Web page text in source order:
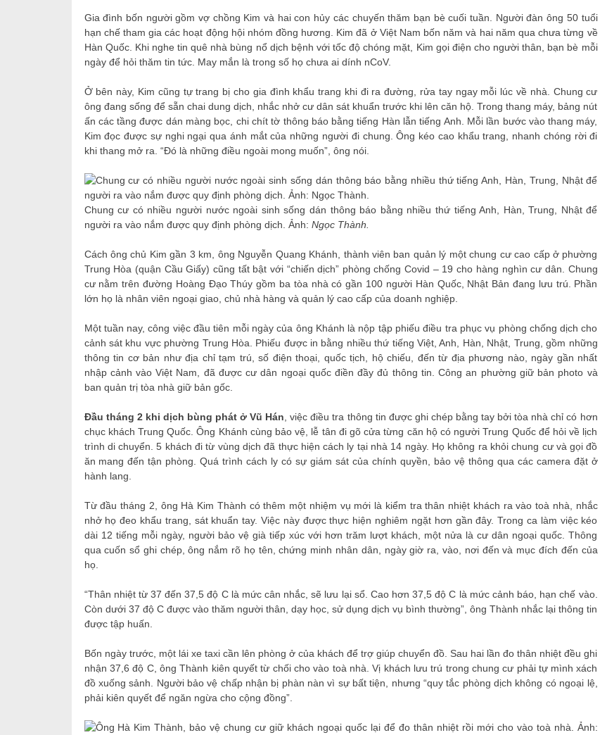
Gia đình bốn người gồm vợ chồng Kim và hai con hủy các chuyến thăm bạn bè cuối tuần. Người đàn ông 50 tuổi
hạn chế tham gia các hoạt động hội nhóm đồng hương. Kim đã ở Việt Nam bốn năm và hai năm qua chưa từng về
Hàn Quốc. Khi nghe tin quê nhà bùng nổ dịch bệnh với tốc độ chóng mặt, Kim gọi điện cho người thân, bạn bè mỗi
ngày để hỏi thăm tin tức. May mắn là trong số họ chưa ai dính nCoV.
Ở bên này, Kim cũng tự trang bị cho gia đình khẩu trang khi đi ra đường, rửa tay ngay mỗi lúc về nhà. Chung cư
ông đang sống để sẵn chai dung dịch, nhắc nhở cư dân sát khuẩn trước khi lên căn hộ. Trong thang máy, bảng nút
ấn các tầng được dán màng bọc, chi chít tờ thông báo bằng tiếng Hàn lẫn tiếng Anh. Mỗi lần bước vào thang máy,
Kim đọc được sự nghi ngại qua ánh mắt của những người đi chung. Ông kéo cao khẩu trang, nhanh chóng rời đi
khi thang mở ra. “Đó là những điều ngoài mong muốn”, ông nói.
Chung cư có nhiều người nước ngoài sinh sống dán thông báo bằng nhiều thứ tiếng Anh, Hàn, Trung, Nhật để
người ra vào nắm được quy định phòng dịch. Ảnh: Ngọc Thành.
Cách ông chủ Kim gần 3 km, ông Nguyễn Quang Khánh, thành viên ban quản lý một chung cư cao cấp ở phường
Trung Hòa (quận Cầu Giấy) cũng tất bật với “chiến dịch” phòng chống Covid – 19 cho hàng nghìn cư dân. Chung
cư nằm trên đường Hoàng Đạo Thúy gồm ba tòa nhà có gần 100 người Hàn Quốc, Nhật Bản đang lưu trú. Phần
lớn họ là nhân viên ngoại giao, chủ nhà hàng và quản lý cao cấp của doanh nghiệp.
Một tuần nay, công việc đầu tiên mỗi ngày của ông Khánh là nộp tập phiếu điều tra phục vụ phòng chống dịch cho
cảnh sát khu vực phường Trung Hòa. Phiếu được in bằng nhiều thứ tiếng Việt, Anh, Hàn, Nhật, Trung, gồm những
thông tin cơ bản như địa chỉ tạm trú, số điện thoại, quốc tịch, hộ chiếu, đến từ địa phương nào, ngày gần nhất
nhập cảnh vào Việt Nam, đã được cư dân ngoại quốc điền đầy đủ thông tin. Công an phường giữ bản photo và
ban quản trị tòa nhà giữ bản gốc.
Đầu tháng 2 khi dịch bùng phát ở Vũ Hán , việc điều tra thông tin được ghi chép bằng tay bởi tòa nhà chỉ có hơn
chục khách Trung Quốc. Ông Khánh cùng bảo vệ, lễ tân đi gõ cửa từng căn hộ có người Trung Quốc để hỏi về lịch
trình di chuyển. 5 khách đi từ vùng dịch đã thực hiện cách ly tại nhà 14 ngày. Họ không ra khỏi chung cư và gọi đồ
ăn mang đến tận phòng. Quá trình cách ly có sự giám sát của chính quyền, bảo vệ thông qua các camera đặt ở
hành lang.
Từ đầu tháng 2, ông Hà Kim Thành có thêm một nhiệm vụ mới là kiểm tra thân nhiệt khách ra vào toà nhà, nhắc
nhở họ đeo khẩu trang, sát khuẩn tay. Việc này được thực hiện nghiêm ngặt hơn gần đây. Trong ca làm việc kéo
dài 12 tiếng mỗi ngày, người bảo vệ già tiếp xúc với hơn trăm lượt khách, một nửa là cư dân ngoại quốc. Thông
qua cuốn sổ ghi chép, ông nắm rõ họ tên, chứng minh nhân dân, ngày giờ ra, vào, nơi đến và mục đích đến của
họ.
“Thân nhiệt từ 37 đến 37,5 độ C là mức cân nhắc, sẽ lưu lại sổ. Cao hơn 37,5 độ C là mức cảnh báo, hạn chế vào.
Còn dưới 37 độ C được vào thăm người thân, dạy học, sử dụng dịch vụ bình thường”, ông Thành nhắc lại thông tin
được tập huấn.
Bốn ngày trước, một lái xe taxi cần lên phòng ở của khách để trợ giúp chuyển đồ. Sau hai lần đo thân nhiệt đều ghi
nhận 37,6 độ C, ông Thành kiên quyết từ chối cho vào toà nhà. Vị khách lưu trú trong chung cư phải tự mình xách
đồ xuống sảnh. Người bảo vệ chấp nhận bị phàn nàn vì sự bất tiện, nhưng “quy tắc phòng dịch không có ngoại lệ,
phải kiên quyết để ngăn ngừa cho cộng đồng”.